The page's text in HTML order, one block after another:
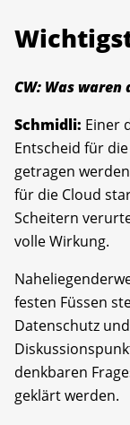
CW: Was
Schmidli: Einer
Entscheid für
getragen
für die Cloud
Scheitern
volle Wirkung.
festen Füssen
Datenschutz
denkbaren
geklärt werden.